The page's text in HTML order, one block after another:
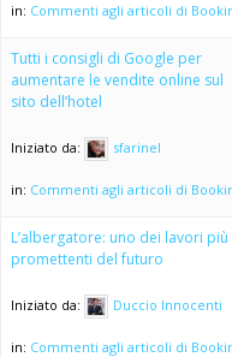
in: Commenti agli articoli di
Tutti i consigli di Google per
aumentare le vendite online sul
sito dell’hotel
Iniziato da: sfarinel
in: Commenti agli articoli di
L’albergatore: uno dei lavori più
promettenti del futuro
Iniziato da: Duccio Innocenti
in: Commenti agli articoli di